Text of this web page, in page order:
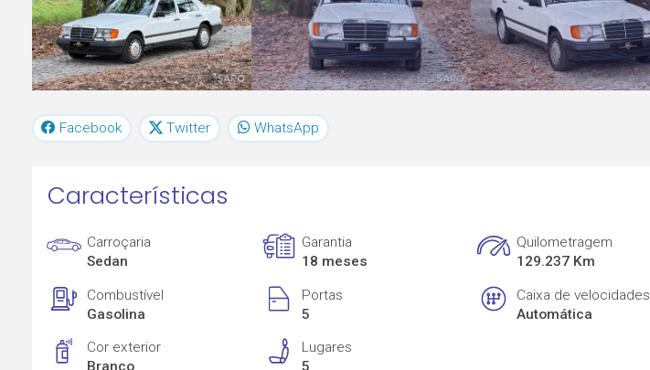
Facebook Twitter WhatsApp
Características
Carroçaria
Sedan
Garantia
18 meses
Quilometragem
129.237 Km
Combustível
Gasolina
Portas
5
Caixa de velocidades
Automática
Cor exterior
Branco
Lugares
5